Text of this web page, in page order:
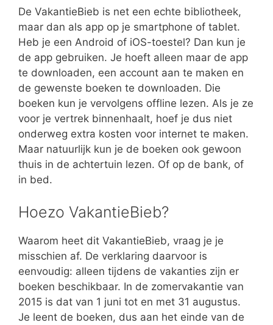
De VakantieBieb is net een echte bibliotheek,
maar dan als app op je smartphone of tablet.
Heb je een Android of iOS-toestel? Dan kun je
de app gebruiken. Je hoeft alleen maar de app
te downloaden, een account aan te maken en
de gewenste boeken te downloaden. Die
boeken kun je vervolgens offline lezen. Als je ze
voor je vertrek binnenhaalt, hoef je dus niet
onderweg extra kosten voor internet te maken.
Maar natuurlijk kun je de boeken ook gewoon
thuis in de achtertuin lezen. Of op de bank, of
in bed.
Hoezo VakantieBieb?
Waarom heet dit VakantieBieb, vraag je je
misschien af. De verklaring daarvoor is
eenvoudig: alleen tijdens de vakanties zijn er
boeken beschikbaar. In de zomervakantie van
2015 is dat van 1 juni tot en met 31 augustus.
Je leent de boeken, dus aan het einde van de